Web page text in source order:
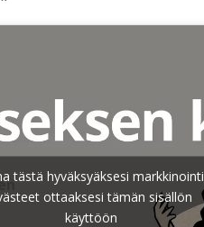
tästä hyväksyäksesi markkinointi
ottaaksesi tämän sisällön
käyttöön